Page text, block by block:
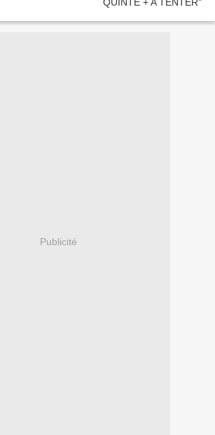
Publicité